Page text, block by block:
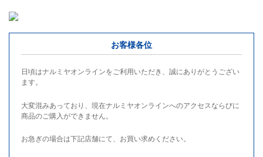
お客様各位
日頃はナルミヤオンラインをご利用いただき、誠にありがとうござい
ます。
大変混みあっており、現在ナルミヤオンラインへのアクセスならびに
商品のご購入ができません。
お急ぎの場合は下記店舗にて、お買い求めください。